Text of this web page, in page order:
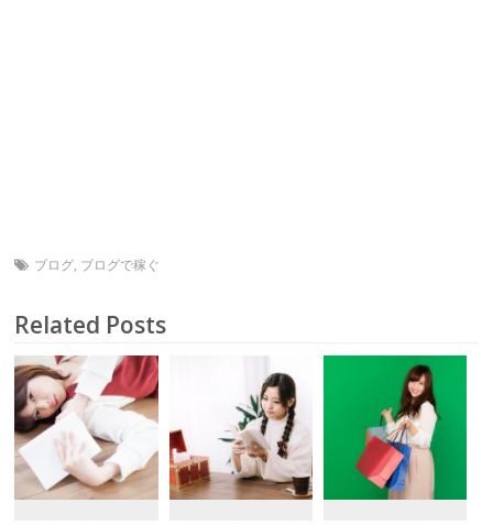
ブログ, ブログで稼ぐ
Related Posts